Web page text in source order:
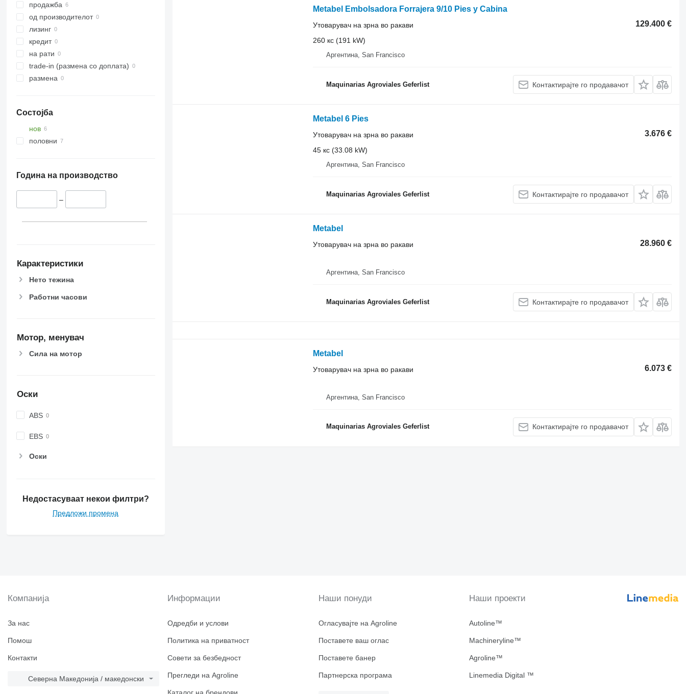
продажба
од производителот
лизинг
кредит
на рати
trade-in (размена со доплата)
размена
Состојба
нов
половни
Година на производство
–
Карактеристики
Нето тежина
Работни часови
Мотор, менувач
Сила на мотор
Оски
ABS
EBS
Оски
Недостасуваат некои филтри?
Предложи промена
Metabel Embolsadora Forrajera 9/10 Pies y Cabina
129.400 €
Утоварувач на зрна во ракави
260 кс (191 kW)
Аргентина, San Francisco
Maquinarias Agroviales Geferlist Контактирајте го продавачот
Metabel 6 Pies
3.676 €
Утоварувач на зрна во ракави
45 кс (33.08 kW)
Аргентина, San Francisco
Maquinarias Agroviales Geferlist Контактирајте го продавачот
Metabel
28.960 €
Утоварувач на зрна во ракави
Аргентина, San Francisco
Maquinarias Agroviales Geferlist Контактирајте го продавачот
Metabel
6.073 €
Утоварувач на зрна во ракави
Аргентина, San Francisco
Maquinarias Agroviales Geferlist Контактирајте го продавачот
Компанија
За нас
Помош
Контакти
Северна Македонија / македонски
Информации
Одредби и услови
Политика на приватност
Совети за безбедност
Прегледи на Agroline
Каталог на брендови
Наши понуди
Огласувајте на Agroline
Поставете ваш оглас
Поставете банер
Партнерска програма
Наши проекти
Autoline™
Machineryline™
Agroline™
Linemedia Digital ™